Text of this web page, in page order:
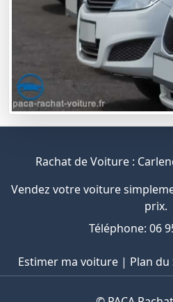
Rachat de Voiture :
Vendez votre voiture
prix.
Téléphone: 06
Estimer ma voiture | Plan du